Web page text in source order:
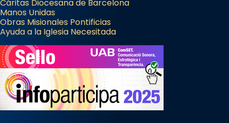
Cáritas Diocesana de Barcelona
Manos Unidas
Obras Misionales Pontificias
Ayuda a la Iglesia Necesitada